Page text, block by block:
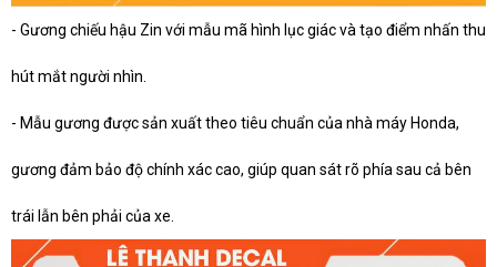
- Gương chiếu hậu Zin với mẫu mã hình lục giác và tạo điểm nhấn thu
hút mắt người nhìn.
- Mẫu gương được sản xuất theo tiêu chuẩn của nhà máy Honda,
gương đảm bảo độ chính xác cao, giúp quan sát rõ phía sau cả bên
trái lẫn bên phải của xe.